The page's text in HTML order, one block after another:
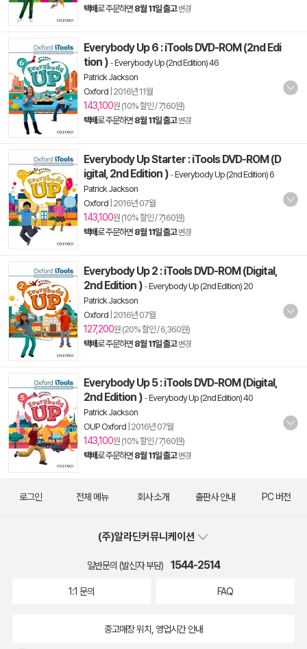
택배로 주문하면 8월 11일 출고 변경
Everybody Up 6 : iTools DVD-ROM (2nd Edi
tion ) -Everybody Up (2nd Edition) 46
Patrick Jackson
Oxford 2016년 11월
143,100원 (10% 할인 / 7,160원)
택배로 주문하면 8월 11일 출고 변경
Everybody Up Starter : iTools DVD-ROM (D
igital, 2nd Edition ) -Everybody Up (2nd Edition) 6
Patrick Jackson
Oxford 2016년 07월
143,100원 (10% 할인 / 7,160원)
택배로 주문하면 8월 11일 출고 변경
Everybody Up 2 : iTools DVD-ROM (Digital,
2nd Edition ) -Everybody Up (2nd Edition) 20
Patrick Jackson
Oxford 2016년 07월
127,200원 (20% 할인 / 6,360원)
택배로 주문하면 8월 11일 출고 변경
Everybody Up 5 : iTools DVD-ROM (Digital,
2nd Edition ) -Everybody Up (2nd Edition) 40
Patrick Jackson
OUP Oxford 2016년 07월
143,100원 (10% 할인 / 7,160원)
택배로 주문하면 8월 11일 출고 변경
로그인 전체 메뉴 회사 소개 출판사 안내 PC 버전
(주)알라딘커뮤니케이션
일반문의 (발신자 부담) 1544-2514
1:1 문의 FAQ
중고매장 위치, 영업시간 안내